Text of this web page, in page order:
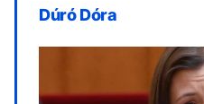
Dúró Dóra